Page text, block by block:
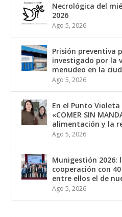
Necrológica del
2026
Ago 5, 2026
Prisión preventiva
investigado por la
menudeo en la
Ago 5, 2026
En el Punto
«COMER SIN
alimentación y la
Ago 5, 2026
Munigestión 2026:
cooperación con
entre ellos el de
Ago 5, 2026